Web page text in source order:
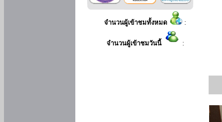
จำนวนผู้เข้าชมทั้งหมด :
จำนวนผู้เข้าชมวันนี้ :